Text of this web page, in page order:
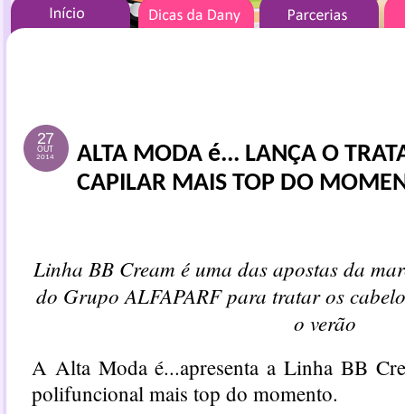
27
OUT
2014
ALTA MODA é... LANÇA O
CAPILAR MAIS TOP DO
Linha BB Cream é uma das apostas da
do Grupo ALFAPARF para tratar os
o verão
A Alta Moda é...apresenta a Linha BB
polifuncional mais top do momento.